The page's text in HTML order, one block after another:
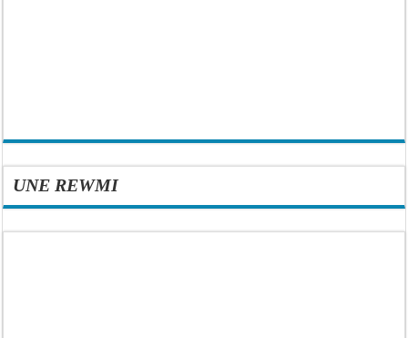
UNE REWMI